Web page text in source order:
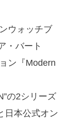
ウォッチブ
・バート
ン『Modern
の2シリーズ
日本公式オン